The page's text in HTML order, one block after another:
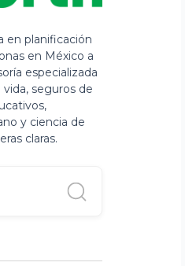
en planificación
en México a
especializada
seguros de
y ciencia de
claras.